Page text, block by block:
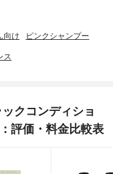
向け ピンクシャンプー
ス
クコンディショ
評価・料金比較表